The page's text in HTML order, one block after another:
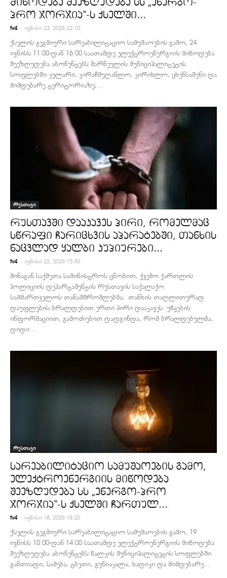
პრო ჯორჯია“-ს ქსელში...
tv4 - ივნისი 23, 2026 22:10
ქსელის გეგმიური სარეაბილიტაციო სამუშაოების გამო, 24
ივნისს 11:00-დან 16:00 საათამდე ელექტროენერგიის მიწოდება
შეეზღუდება აბონენტებს მარნეულის მუნიციპალიტეტის
სოფლებში კულარი, კირაჩმუღანლო, კირიხლო, ცხენსაშენი და
მიმდებარე ტერიტორიაზე;...
რუსთავი
რუსთავში დააკავეს პირი, რომელმაც
სწრაფი ჩარიცხვის აპარატებში, თანხის
ნაცვლად ყალბი კუპიურები...
tv4 - ივნისი 22, 2026 15:30
შინაგან საქმეთა სამინისტროს ცნობით, ქვემო ქართლის
პოლიციის დეპარტამენტის რუსთავის საქალაქო
სამმართველოს თანამშრომლებმა, თანხის თაღლითურად
დაუფლების ბრალდებით ერთი პირი დააკავეს. უწყების
ინფორმაციით, გამოძიებით დადგინდა, რომ ბრალდებულმა,
დიდი...
რუსთავი
სარეაბილიტაციო სამუშაოების გამო,
ელექტროენერგიის მიწოდება
შეეზღუდება სს „ენერგო-პრო
ჯორჯია“-ს ქსელში ჩართულ...
tv4 - ივნისი 18, 2026 18:20
ქსელის გეგმიური სარეაბილიტაციო სამუშაოების გამო, 19
ივნისს 10:00-დან 14:00 საათამდე ელექტროენერგიის მიწოდება
შეეზღუდება აბონენტებს წალკის მუნიციპალიტეტის სოფლებში
განთიადი, სამება, ტბეთი, გუნიაკალა, ხადიკი და მიმდებარე...